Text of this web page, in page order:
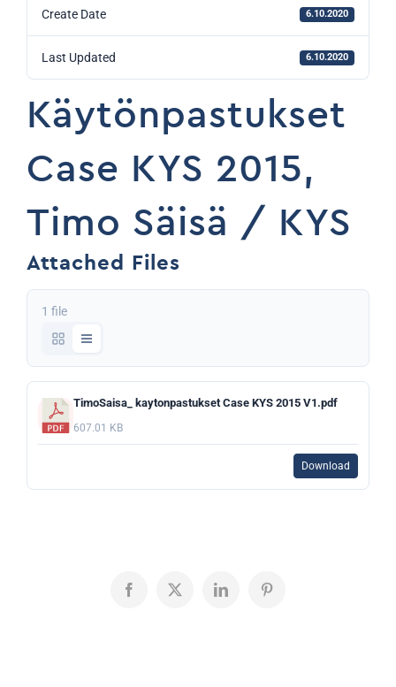
Create Date 6.10.2020
Last Updated 6.10.2020
Käytönpastukset
Case KYS 2015,
Timo Säisä / KYS
Attached Files
1 file
TimoSaisa_ kaytonpastukset Case KYS 2015 V1.pdf
607.01 KB
Download
Facebook
X LinkedInPinterest